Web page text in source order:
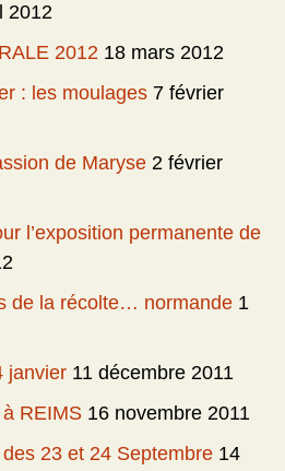
2012
2012 18 mars 2012
: les moulages 7 février
de Maryse 2 février
l’exposition permanente de
de la récolte… normande 1
janvier 11 décembre 2011
à REIMS 16 novembre 2011
23 et 24 Septembre 14